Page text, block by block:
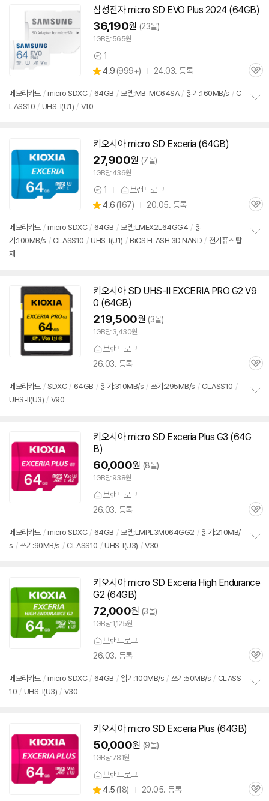
펼
삼성전자 micro SD EVO Plus 2024 (64GB)
36,190원 (23몰)
1GB당 565원
상
품
견
1
별
점
4.9 (상
리
999+) 24.03. 등록
관
메모리 카드 / micro SDXC / 64GB / 모델:MB-MC64SA / 읽기:160MB/s / C
LASS10 / UHS-I(U1) / V10
키오시아 micro SD Exceria (64GB)
27,900원 (7몰)
1GB당 436원
상
품
견
1 브랜드로그
별
점
4.6 (상
리
뷰
167) 20.05. 등록
관
메모리 카드 / micro SDXC / 64GB / 모델:LMEX2L64GG4 / 읽
기:100MB/s / CLASS10 / UHS-I(U1) / BiCS FLASH 3D NAND / 전기퓨즈 탑
재
기
키오시아 SD UHS-II EXCERIA PRO G2 V9
0 (64GB)
219,500원 (3몰)
1GB당 3,430원
브랜드로그
26.03. 등록
관
메모리 카드 / SDXC / 64GB / 읽기:310MB/s / 쓰기:295MB/s / CLASS10 /
UHS-II(U3) / V90
키오시아 micro SD Exceria Plus G3 (64G
B)
60,000원 (8몰)
1GB당 938원
브랜드로그
26.03. 등록
관
메모리 카드 / micro SDXC / 64GB / 모델:LMPL3M064GG2 / 읽기:210MB/
s / 쓰기:90MB/s / CLASS10 / UHS-I(U3) / V30
치
키오시아 micro SD Exceria High Endurance
G2 (64GB)
72,000원 (3몰)
1GB당 1,125원
브랜드로그
26.03. 등록
관
메모리 카드 / micro SDXC / 64GB / 읽기:100MB/s / 쓰기:50MB/s / CLASS
10 / UHS-I(U3) / V30
키오시아 micro SD Exceria Plus (64GB)
50,000원 (9몰)
1GB당 781원
브랜드로그
별
4.5 (상
18) 20.05. 등록
관